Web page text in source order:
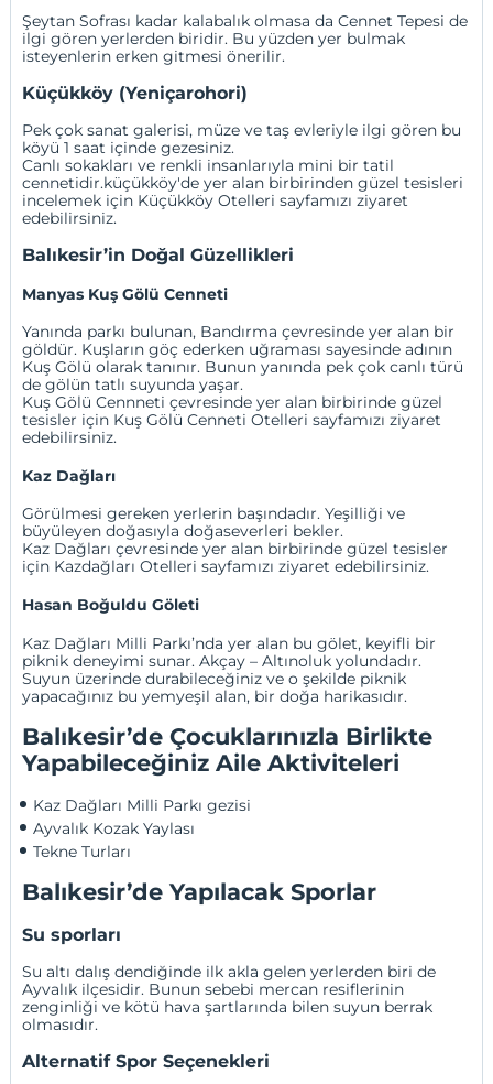
Şeytan Sofrası kadar kalabalık olmasa da Cennet Tepesi de
ilgi gören yerlerden biridir. Bu yüzden yer bulmak
isteyenlerin erken gitmesi önerilir.
Küçükköy (Yeniçarohori)
Pek çok sanat galerisi, müze ve taş evleriyle ilgi gören bu
köyü 1 saat içinde gezesiniz.
Canlı sokakları ve renkli insanlarıyla mini bir tatil
cennetidir.küçükköy'de yer alan birbirinden güzel tesisleri
incelemek için Küçükköy Otelleri sayfamızı ziyaret
edebilirsiniz.
Balıkesir’in Doğal Güzellikleri
Manyas Kuş Gölü Cenneti
Yanında parkı bulunan, Bandırma çevresinde yer alan bir
göldür. Kuşların göç ederken uğraması sayesinde adının
Kuş Gölü olarak tanınır. Bunun yanında pek çok canlı türü
de gölün tatlı suyunda yaşar.
Kuş Gölü Cennneti çevresinde yer alan birbirinde güzel
tesisler için Kuş Gölü Cenneti Otelleri sayfamızı ziyaret
edebilirsiniz.
Kaz Dağları
Görülmesi gereken yerlerin başındadır. Yeşilliği ve
büyüleyen doğasıyla doğaseverleri bekler.
Kaz Dağları çevresinde yer alan birbirinde güzel tesisler
için Kazdağları Otelleri sayfamızı ziyaret edebilirsiniz.
Hasan Boğuldu Göleti
Kaz Dağları Milli Parkı’nda yer alan bu gölet, keyifli bir
piknik deneyimi sunar. Akçay – Altınoluk yolundadır.
Suyun üzerinde durabileceğiniz ve o şekilde piknik
yapacağınız bu yemyeşil alan, bir doğa harikasıdır.
Balıkesir’de Çocuklarınızla Birlikte
Yapabileceğiniz Aile Aktiviteleri
Kaz Dağları Milli Parkı gezisi
Ayvalık Kozak Yaylası
Tekne Turları
Balıkesir’de Yapılacak Sporlar
Su sporları
Su altı dalış dendiğinde ilk akla gelen yerlerden biri de
Ayvalık ilçesidir. Bunun sebebi mercan resiflerinin
zenginliği ve kötü hava şartlarında bilen suyun berrak
olmasıdır.
Alternatif Spor Seçenekleri